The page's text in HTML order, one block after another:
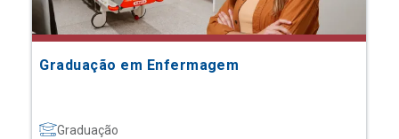
Graduação em Enfermagem
Graduação